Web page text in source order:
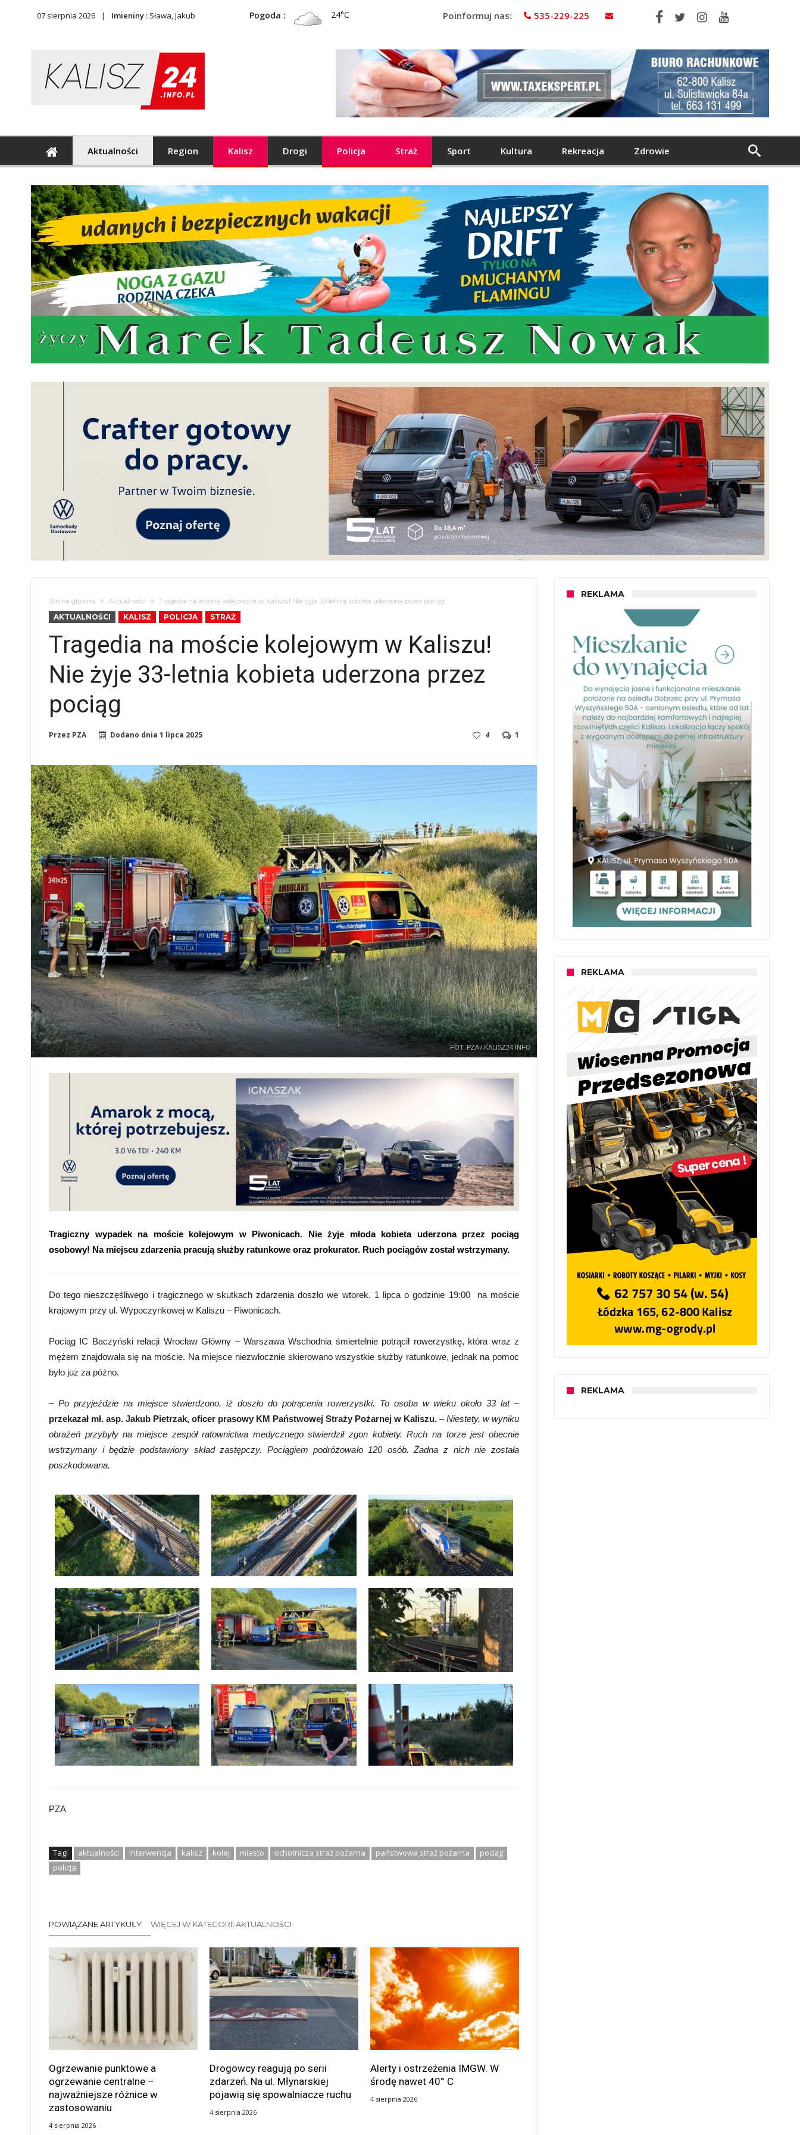
07 sierpnia 2026 Imieniny : Sława, Jakub Pogoda : 24°C Poinformuj nas: 535-229-225
Aktualności Region Kalisz Drogi Policja Straż Sport Kultura Rekreacja Zdrowie
Strona główna Aktualności Tragedia na moście kolejowym w Kaliszu! Nie żyje 33-letnia kobieta uderzona przez pociąg
AKTUALNOŚCI KALISZ POLICJA STRAŻ
Tragedia na moście kolejowym w Kaliszu!
Nie żyje 33-letnia kobieta uderzona przez
pociąg
Przez PZA Dodano dnia 1 lipca 2025 1
4
FOT. PZA / KALISZ24 INFO
Tragiczny wypadek na moście kolejowym w Piwonicach. Nie żyje młoda kobieta uderzona przez pociąg
osobowy! Na miejscu zdarzenia pracują służby ratunkowe oraz prokurator. Ruch pociągów został wstrzymany.
Do tego nieszczęśliwego i tragicznego w skutkach zdarzenia doszło we wtorek, 1 lipca o godzinie 19:00 na moście
krajowym przy ul. Wypoczynkowej w Kaliszu – Piwonicach.
Pociąg IC Baczyński relacji Wrocław Główny – Warszawa Wschodnia śmiertelnie potrącił rowerzystkę, która wraz z
mężem znajdowała się na moście. Na miejsce niezwłocznie skierowano wszystkie służby ratunkowe, jednak na pomoc
było już za późno.
– Po przyjeździe na miejsce stwierdzono, iż doszło do potrącenia rowerzystki. To osoba w wieku około 33 lat–
przekazał mł. asp. Jakub Pietrzak, oficer prasowy KM Państwowej Straży Pożarnej w Kaliszu. –Niestety, w wyniku
obrażeń przybyły na miejsce zespół ratownictwa medycznego stwierdził zgon kobiety. Ruch na torze jest obecnie
wstrzymany i będzie podstawiony skład zastępczy. Pociągiem podróżowało 120 osób. Żadna z nich nie została
poszkodowana.
PZA
Tagi aktualności interwencja kalisz kolej miasto ochotnicza straż pożarna państwowa straż pożarna
pociąg
policja
POWIĄZANE ARTYKUŁY WIĘCEJ W KATEGORII AKTUALNOŚCI
Ogrzewanie punktowe a
ogrzewanie centralne –
najważniejsze różnice w
zastosowaniu
4 sierpnia 2026
Drogowcy reagują po serii
zdarzeń. Na ul. Młynarskiej
pojawią się spowalniacze ruchu
4 sierpnia 2026
Alerty i ostrzeżenia IMGW. W
środę nawet 40° C
4 sierpnia 2026
REKLAMA
REKLAMA
REKLAMA